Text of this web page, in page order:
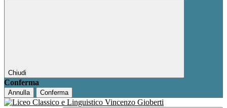
Chiudi
Conferma
Annulla Conferma